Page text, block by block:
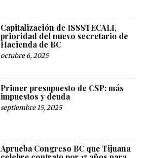
Capitalización de ISSSTECALI,
prioridad del nuevo secretario de
Hacienda de BC
octubre 6, 2025
Primer presupuesto de CSP: más
impuestos y deuda
septiembre 15, 2025
Aprueba Congreso BC que Tijuana